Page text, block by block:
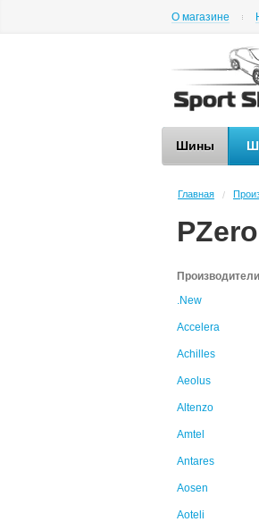
О магазине
Шины
Главная /
.New
Accelera
Achilles
Aeolus
Altenzo
Amtel
Antares
Aosen
Aoteli